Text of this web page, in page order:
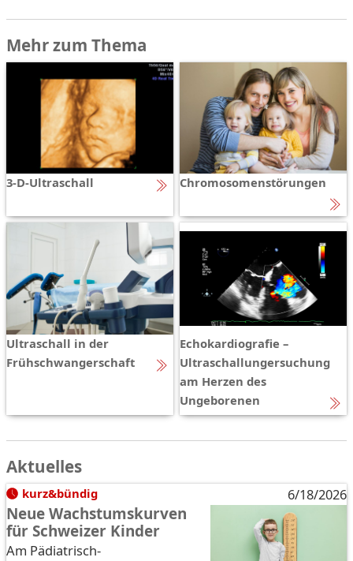
Mehr zum Thema
3-D-Ultraschall Chromosomenstörungen
Ultraschall in der
Frühschwangerschaft
Echokardiografie –
Ultraschallungersuchung
am Herzen des
Ungeborenen
Aktuelles
kurz&bündig 6/18/2026
Neue Wachstumskurven
für Schweizer Kinder
Am Pädiatrisch-